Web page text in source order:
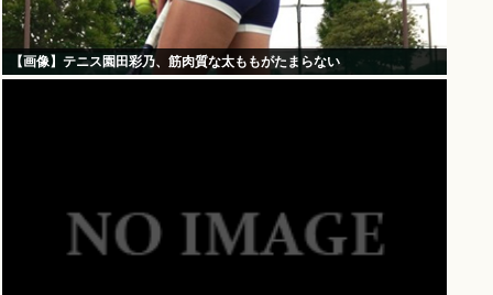
【画像】テニス園田彩乃、筋肉質な太ももがたまらない